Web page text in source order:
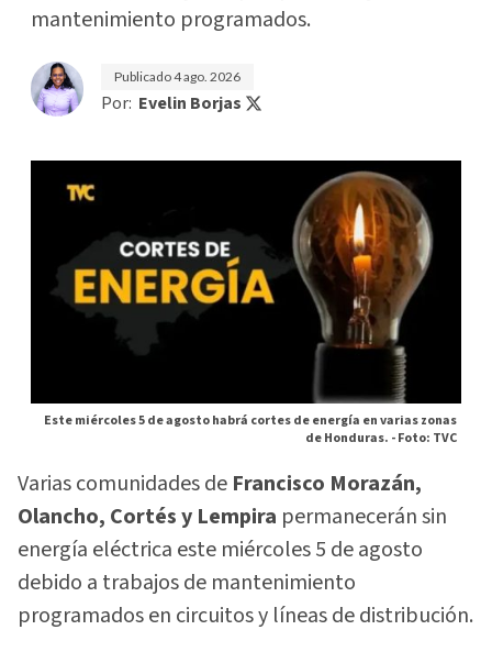
mantenimiento programados.
Publicado4 ago. 2026
Por: Evelin Borjas
Este miércoles 5 de agosto habrá cortes de energía en varias zonas
de Honduras. -Foto: TVC
Varias comunidades de Francisco Morazán,
Olancho, Cortés y Lempira permanecerán sin
energía eléctrica este miércoles 5 de agosto
debido a trabajos de mantenimiento
programados en circuitos y líneas de distribución.